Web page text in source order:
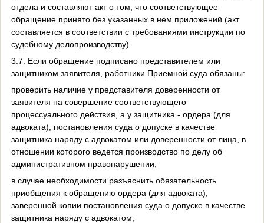
отдела и составляют акт о том, что соответствующее
обращение принято без указанных в нем приложений (акт
составляется в соответствии с требованиями инструкции по
судебному делопроизводству).
3.7. Если обращение подписано представителем или
защитником заявителя, работники Приемной суда обязаны:
проверить наличие у представителя доверенности от
заявителя на совершение соответствующего
процессуального действия, а у защитника - ордера (для
адвоката), постановления суда о допуске в качестве
защитника наряду с адвокатом или доверенности от лица, в
отношении которого ведется производство по делу об
административном правонарушении;
в случае необходимости разъяснить обязательность
приобщения к обращению ордера (для адвоката),
заверенной копии постановления суда о допуске в качестве
защитника наряду с адвокатом;